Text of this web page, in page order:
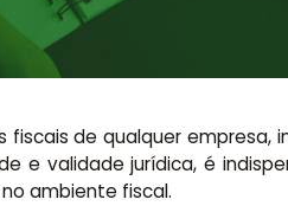
de qualquer
e validade jurídica, é
ambiente fiscal.